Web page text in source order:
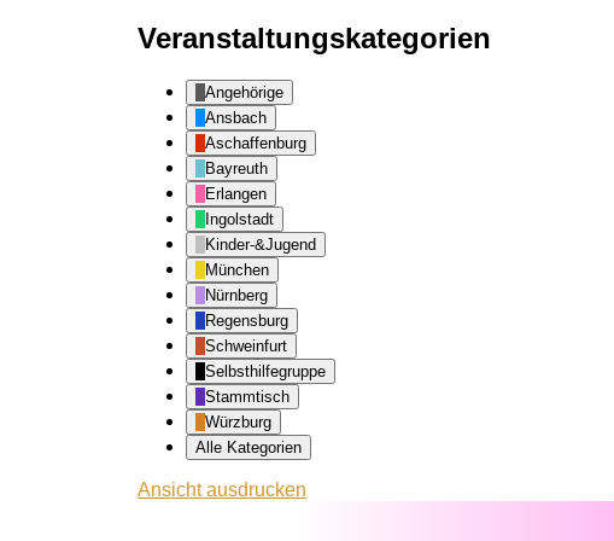
Veranstaltungskategorien
Angehörige
Ansbach
Aschaffenburg
Bayreuth
Erlangen
Ingolstadt
Kinder-&Jugend
München
Nürnberg
Regensburg
Schweinfurt
Selbsthilfegruppe
Stammtisch
Würzburg
Alle Kategorien
Ansichtausdrucken